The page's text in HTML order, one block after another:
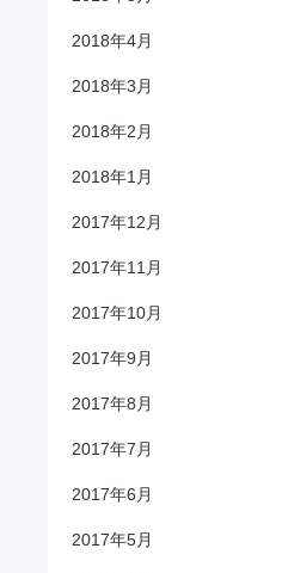
2018年4月
2018年3月
2018年2月
2018年1月
2017年12月
2017年11月
2017年10月
2017年9月
2017年8月
2017年7月
2017年6月
2017年5月